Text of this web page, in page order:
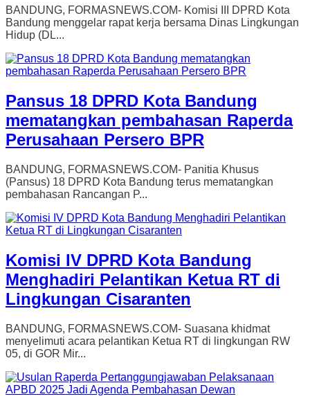
BANDUNG, FORMASNEWS.COM- Komisi III DPRD Kota
Bandung menggelar rapat kerja bersama Dinas Lingkungan
Hidup (DL...
Pansus 18 DPRD Kota Bandung
mematangkan pembahasan Raperda
Perusahaan Persero BPR
BANDUNG, FORMASNEWS.COM- Panitia Khusus
(Pansus) 18 DPRD Kota Bandung terus mematangkan
pembahasan Rancangan P...
Komisi IV DPRD Kota Bandung
Menghadiri Pelantikan Ketua RT di
Lingkungan Cisaranten
BANDUNG, FORMASNEWS.COM- Suasana khidmat
menyelimuti acara pelantikan Ketua RT di lingkungan RW
05, di GOR Mir...